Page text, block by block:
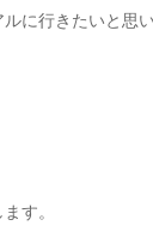
に行きたいと思
す。